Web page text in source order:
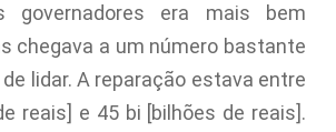
governadores era mais bem
chegava a um número bastante
lidar. A reparação estava entre
reais] e 45 bi [bilhões de reais].